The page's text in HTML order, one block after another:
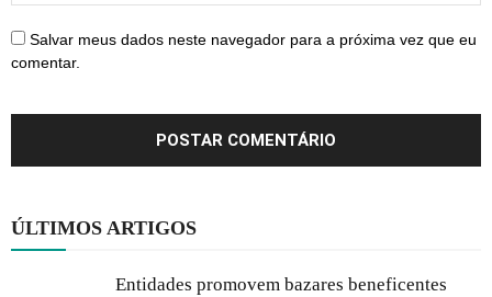
Salvar meus dados neste navegador para a próxima vez que eu
comentar.
ÚLTIMOS ARTIGOS
Entidades promovem bazares beneficentes